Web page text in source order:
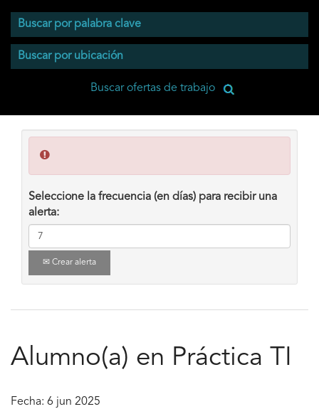
Seleccione la frecuencia (en días) para recibir una
alerta:
Crear alerta
Alumno(a) en Práctica TI
Fecha: 6 jun 2025